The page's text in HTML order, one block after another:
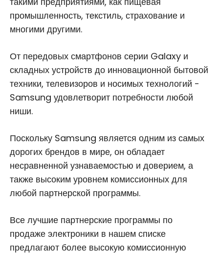
промышленность, текстиль, страхование и
многими другими.
От передовых смартфонов серии Galaxy и
складных устройств до инновационной бытовой
техники, телевизоров и носимых технологий -
Samsung удовлетворит потребности любой
ниши.
Поскольку Samsung является одним из самых
дорогих брендов в мире, он обладает
несравненной узнаваемостью и доверием, а
также высоким уровнем комиссионных для
любой партнерской программы.
Все лучшие партнерские программы по
продаже электроники в нашем списке
предлагают более высокую комиссионную